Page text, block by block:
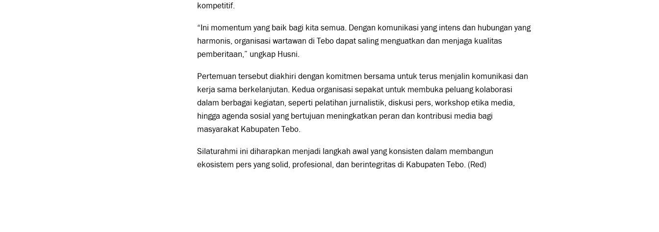
kompetitif.
“Ini momentum yang baik bagi kita semua. Dengan komunikasi yang intens dan hubungan yang
harmonis, organisasi wartawan di Tebo dapat saling menguatkan dan menjaga kualitas
pemberitaan,” ungkap Husni.
Pertemuan tersebut diakhiri dengan komitmen bersama untuk terus menjalin komunikasi dan
kerja sama berkelanjutan. Kedua organisasi sepakat untuk membuka peluang kolaborasi
dalam berbagai kegiatan, seperti pelatihan jurnalistik, diskusi pers, workshop etika media,
hingga agenda sosial yang bertujuan meningkatkan peran dan kontribusi media bagi
masyarakat Kabupaten Tebo.
Silaturahmi ini diharapkan menjadi langkah awal yang konsisten dalam membangun
ekosistem pers yang solid, profesional, dan berintegritas di Kabupaten Tebo. (Red)